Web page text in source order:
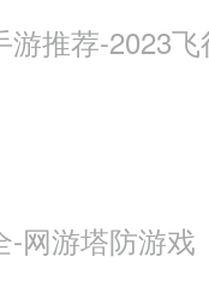
推荐-2023
-网游塔防游戏